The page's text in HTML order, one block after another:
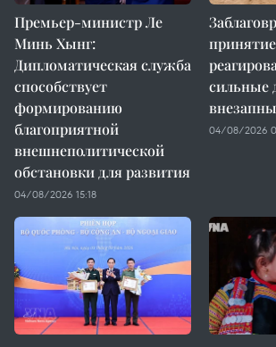
Премьер-министр Ле
Минь Хынг:
Дипломатическая служба
способствует
формированию
благоприятной
внешнеполитической
обстановки для развития
04/08/2026 15:18
сильные
04/08/2026